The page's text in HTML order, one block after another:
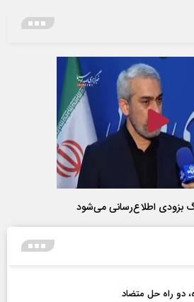
بزودی اطلاع‌رسانی می‌شود
حل متضاد